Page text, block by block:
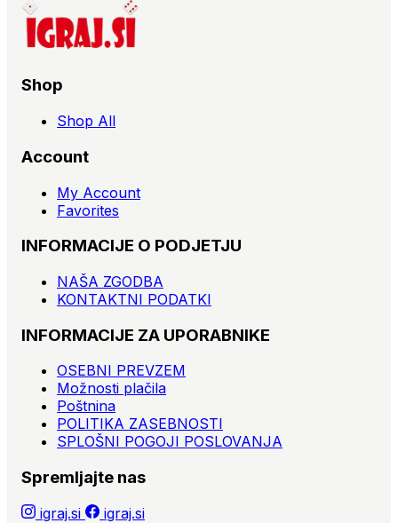
Shop
Shop All
Account
My Account
Favorites
INFORMACIJE O PODJETJU
NAŠA ZGODBA
KONTAKTNI PODATKI
INFORMACIJE ZA UPORABNIKE
OSEBNI PREVZEM
Možnosti plačila
Poštnina
POLITIKA ZASEBNOSTI
SPLOŠNI POGOJI POSLOVANJA
Spremljajte nas
igraj.si igraj.si